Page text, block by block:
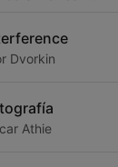
Dvorkin
Athie